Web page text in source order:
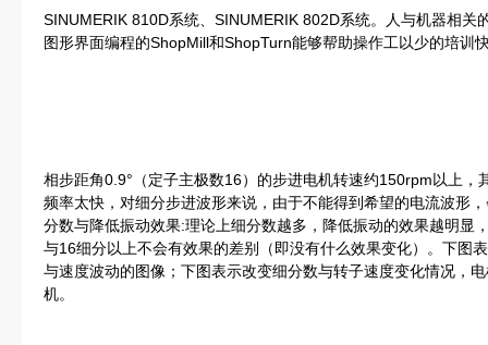
SINUMERIK 810D系统、SINUMERIK 802D系统。人与机器相关
图形界面编程的ShopMill和ShopTurn能够帮助操作工以少的培训
相步距角0.9°（定子主极数16）的步进电机转速约150rpm以上，
频率太快，对细分步进波形来说，由于不能得到希望的电流波形
分数与降低振动效果:理论上细分数越多，降低振动的效果越明显
与16细分以上不会有效果的差别（即没有什么效果变化）。下图
与速度波动的图像；下图表示改变细分数与转子速度变化情况，
机。